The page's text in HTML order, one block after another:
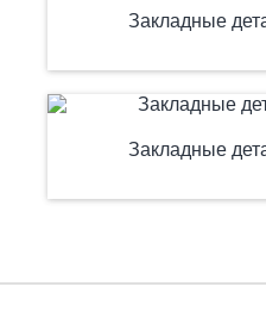
Закладные
Закладные